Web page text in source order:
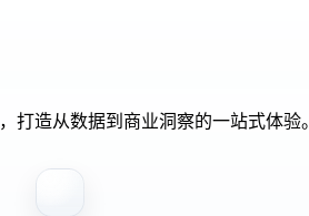
打造从数据到商业洞察的一站式体验